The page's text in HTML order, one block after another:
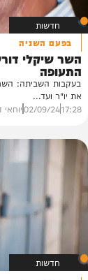
דורש:
יוחאי דנינו 1